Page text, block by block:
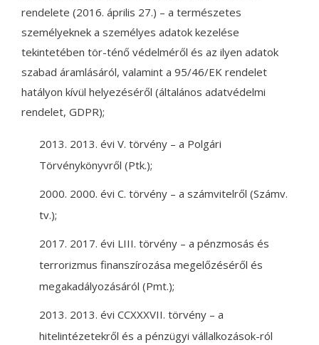
rendelete (2016. április 27.) – a természetes
személyeknek a személyes adatok kezelése
tekintetében tör-ténő védelméről és az ilyen adatok
szabad áramlásáról, valamint a 95/46/EK rendelet
hatályon kívül helyezéséről (általános adatvédelmi
rendelet, GDPR);
2013. évi V. törvény – a Polgári
Törvénykönyvről (Ptk.);
2000. évi C. törvény – a számvitelről (Számv.
tv.);
2017. évi LIII. törvény – a pénzmosás és
terrorizmus finanszírozása megelőzéséről és
megakadályozásáról (Pmt.);
2013. évi CCXXXVII. törvény – a
hitelintézetekről és a pénzügyi vállalkozások-ról